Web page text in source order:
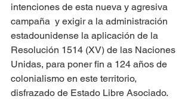
intenciones de esta nueva y agresiva
campaña  y exigir a la administración
estadounidense la aplicación de la
Resolución 1514 (XV) de las Naciones
Unidas, para poner fin a 124 años de
colonialismo en este territorio,
disfrazado de Estado Libre Asociado.